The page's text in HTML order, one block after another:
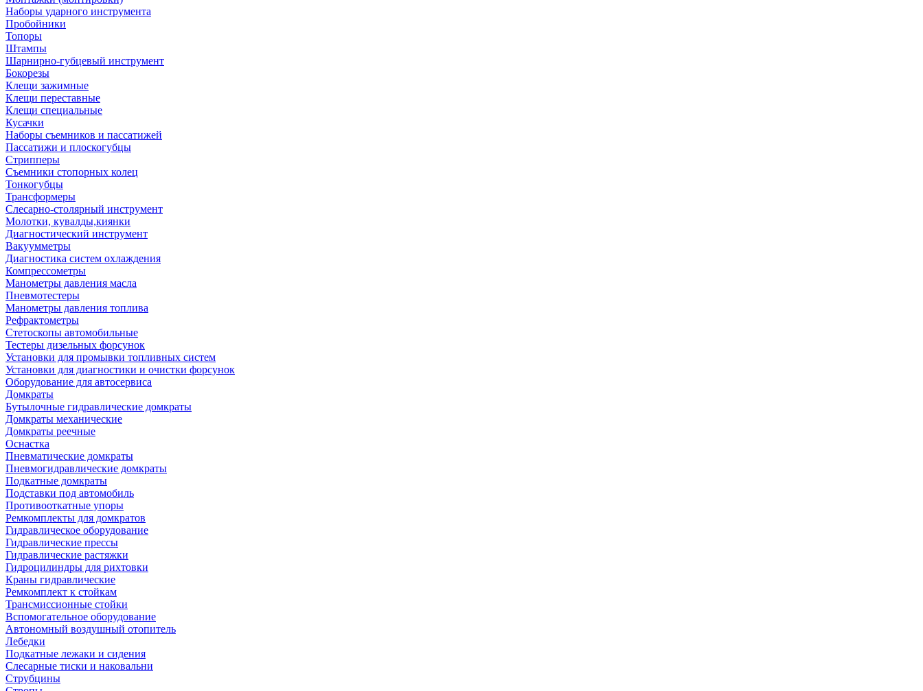
Наборы ударного инструмента
Пробойники
Топоры
Штампы
Шарнирно-губцевый инструмент
Бокорезы
Клещи зажимные
Клещи переставные
Клещи специальные
Кусачки
Наборы съемников и пассатижей
Пассатижи и плоскогубцы
Стрипперы
Съемники стопорных колец
Тонкогубцы
Трансформеры
Слесарно-столярный инструмент
Молотки, кувалды,киянки
Диагностический инструмент
Вакуумметры
Диагностика систем охлаждения
Компрессометры
Манометры давления масла
Пневмотестеры
Манометры давления топлива
Рефрактометры
Стетоскопы автомобильные
Тестеры дизельных форсунок
Установки для промывки топливных систем
Установки для диагностики и очистки форсунок
Оборудование для автосервиса
Домкраты
Бутылочные гидравлические домкраты
Домкраты механические
Домкраты реечные
Оснастка
Пневматические домкраты
Пневмогидравлические домкраты
Подкатные домкраты
Подставки под автомобиль
Противооткатные упоры
Ремкомплекты для домкратов
Гидравлическое оборудование
Гидравлические прессы
Гидравлические растяжки
Гидроцилиндры для рихтовки
Краны гидравлические
Ремкомплект к стойкам
Трансмиссионные стойки
Вспомогательное оборудование
Автономный воздушный отопитель
Лебедки
Подкатные лежаки и сидения
Слесарные тиски и наковальни
Струбцины